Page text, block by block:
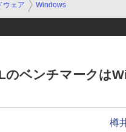
ウェア Windows
のベンチマークは
樽